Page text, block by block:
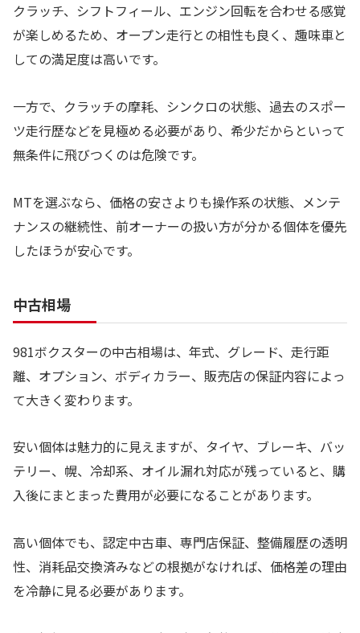
クラッチ、シフトフィール、エンジン回転を合わせる感覚
が楽しめるため、オープン走行との相性も良く、趣味車と
しての満足度は高いです。
一方で、クラッチの摩耗、シンクロの状態、過去のスポー
ツ走行歴などを見極める必要があり、希少だからといって
無条件に飛びつくのは危険です。
MTを選ぶなら、価格の安さよりも操作系の状態、メンテ
ナンスの継続性、前オーナーの扱い方が分かる個体を優先
したほうが安心です。
中古相場
981ボクスターの中古相場は、年式、グレード、走行距
離、オプション、ボディカラー、販売店の保証内容によっ
て大きく変わります。
安い個体は魅力的に見えますが、タイヤ、ブレーキ、バッ
テリー、幌、冷却系、オイル漏れ対応が残っていると、購
入後にまとまった費用が必要になることがあります。
高い個体でも、認定中古車、専門店保証、整備履歴の透明
性、消耗品交換済みなどの根拠がなければ、価格差の理由
を冷静に見る必要があります。